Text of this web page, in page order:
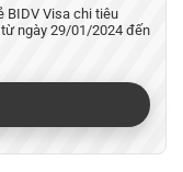
BIDV Visa chi tiêu
ngày 29/01/2024 đến